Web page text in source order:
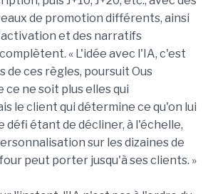
de promotion différents, ainsi
et des narratifs
« L'idée avec l'IA, c'est
de ces règles, poursuit Ous
ce ne soit plus elles qui
le client qui détermine ce qu'on lui
défi étant de décliner, à l'échelle,
sur les dizaines de
peut porter jusqu'à ses clients. »